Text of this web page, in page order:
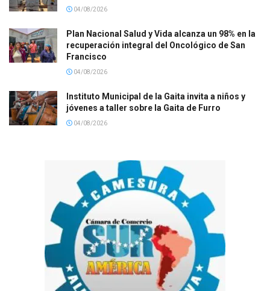
04/08/2026
Plan Nacional Salud y Vida alcanza un 98% en la
recuperación integral del Oncológico de San
Francisco
04/08/2026
Instituto Municipal de la Gaita invita a niños y
jóvenes a taller sobre la Gaita de Furro
04/08/2026